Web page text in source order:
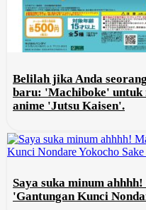
Belilah jika Anda
baru: 'Machiboke' untuk
anime 'Jutsu Kaisen'.
Saya suka minum
'Gantungan Kunci